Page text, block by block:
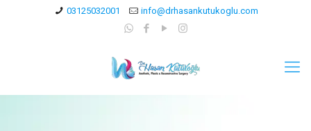
03125032001 info@drhasankutukoglu.com